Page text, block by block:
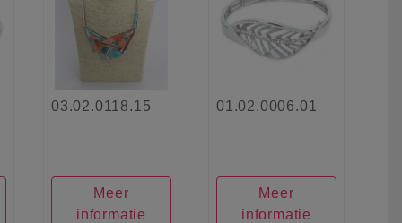
03.02.0118.15
Meer
informatie
01.02.0006.01
Meer
informatie